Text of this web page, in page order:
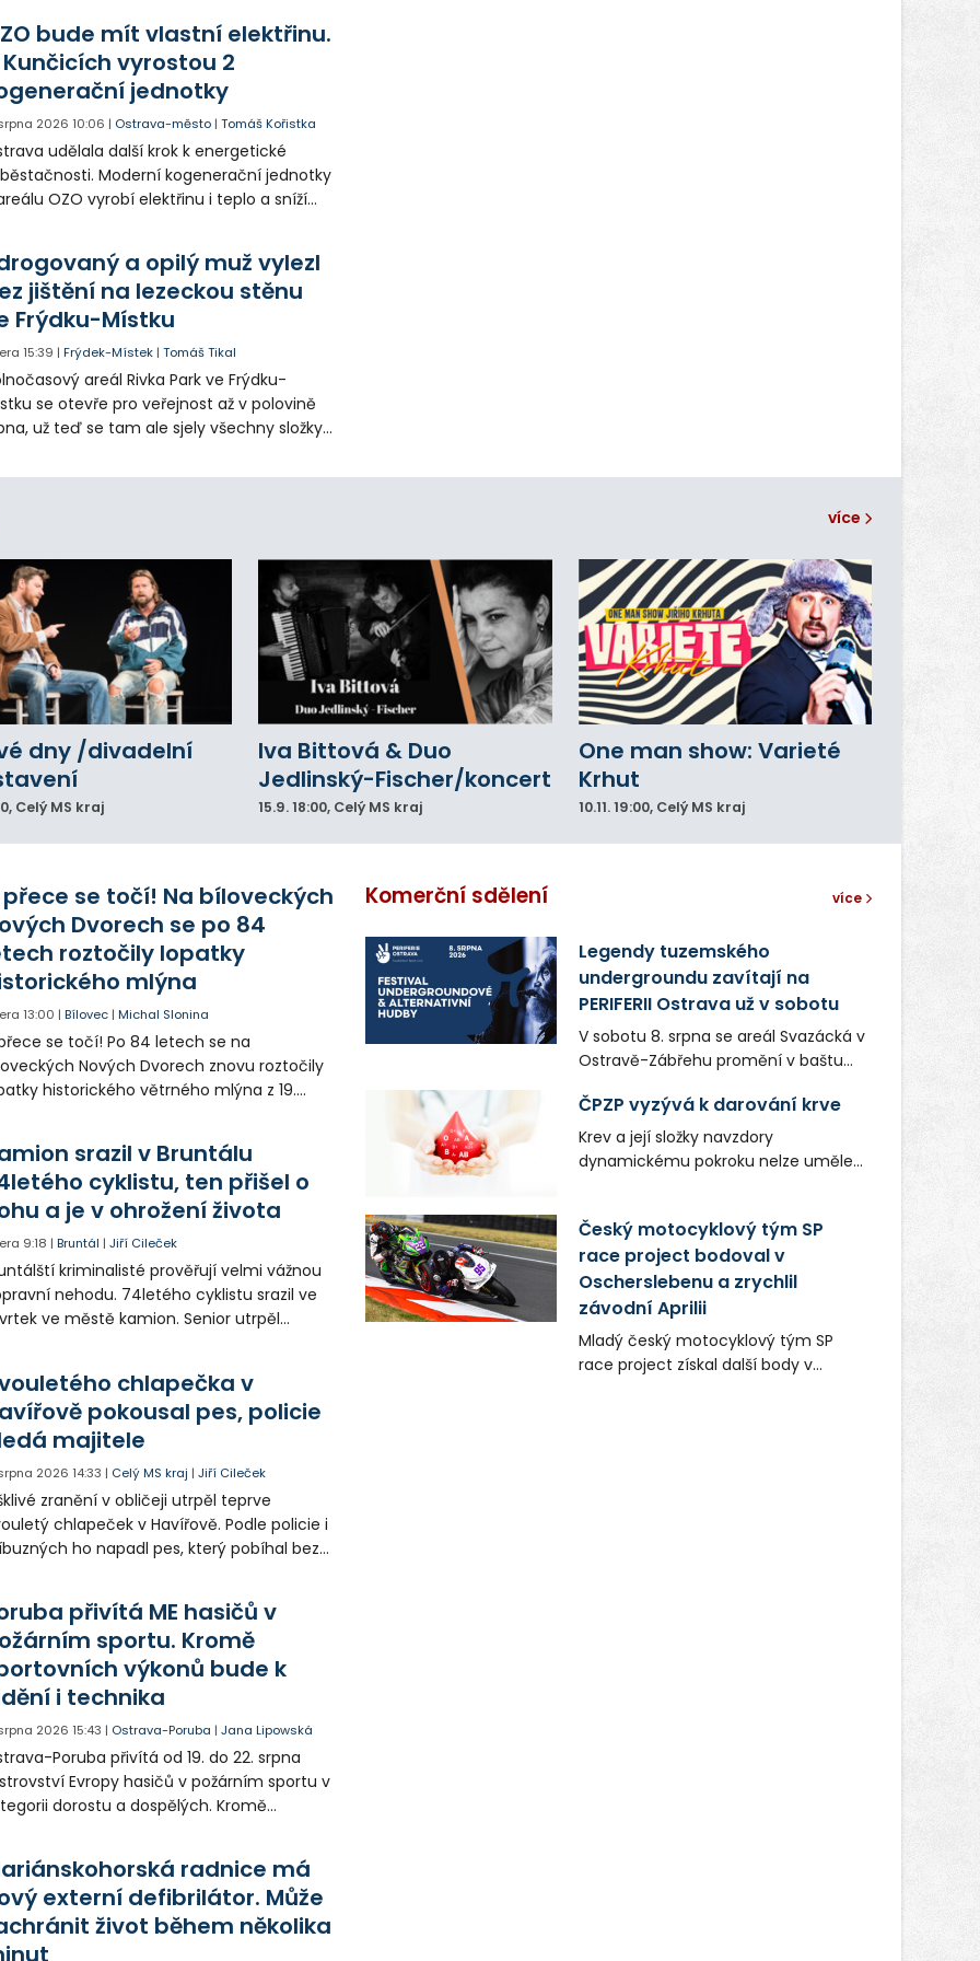
bude mít vlastní elektřinu.
Kunčicích vyrostou 2
jednotky
2026 10:06 | Ostrava-město |Tomáš Kořistka
udělala další krok k energetické
Moderní kogenerační jednotky
OZO vyrobí elektřinu i teplo a sníží
a opilý muž vylezl
jištění na lezeckou stěnu
Frýdku-Místku
15:39 |Frýdek-Místek |Tomáš Tikal
areál Rivka Park ve Frýdku-
se otevře pro veřejnost až v polovině
už teď se tam ale sjely všechny složky
opilého muže pod vlivem drog do
více
dny /divadelní
, Celý MS kraj
Iva Bittová & Duo
Jedlinský-Fischer/koncert
15.9.18:00, Celý MS kraj
One man show: Varieté
Krhut
10.11. 19:00, Celý MS kraj
přece se točí! Na bíloveckých
Dvorech se po 84
roztočily lopatky
mlýna
13:00 |Bílovec |Michal Slonina
se točí! Po 84 letech se na
Nových Dvorech znovu roztočily
historického větrného mlýna z 19.
srazil v Bruntálu
cyklistu, ten přišel o
a je v ohrožení života
9:18 |Bruntál |Jiří Cileček
kriminalisté prověřují velmi vážnou
nehodu. 74letého cyklistu srazil ve
ve městě kamion. Senior utrpěl
případné svědky.chlapečka v
pokousal pes, policie
majitele
2026 14:33 | Celý MS kraj |Jiří Cileček
zranění v obličeji utrpěl teprve
chlapeček v Havířově. Podle policie i
ho napadl pes, který pobíhal bez
Případem už se zabývá policie, která
psa hledá.
přivítá ME hasičů v
sportu. Kromě
výkonů bude k
i technika
2026 15:43 | Ostrava-Poruba |Jana Lipowská
Poruba přivítá od 19. do 22. srpna
Evropy hasičů v požárním sportu v
dorostu a dospělých. Kromě
radnice má
externí defibrilátor. Může
život během několika
Komerční sdělení více
Legendy tuzemského
undergroundu zavítají na
PERIFERII Ostrava už v sobotu
V sobotu 8. srpna se areál Svazácká v
Ostravě-Zábřehu promění v baštu
hudby. Uskuteční se zde totiž první
ročník festivalu PERIFERIE Ostrava.
Brány areálu se otevřou půlhodinu po
Vstupenky v ceně 450 Kč jsou v
prodeji.
ČPZP vyzývá k darování krve
Krev a její složky navzdory
dynamickému pokroku nelze uměle
nenahraditelnou tělní tekutinu
neobejde. Naléhavá potřeba doplnit
krevní zásoby nastává vždy v létě,
kdy stoupá počet úrazů. Česká
průmyslová zdravotní pojišťovna
(ČPZP) apeluje na všechny, kteří se
těší dobrému zdraví, aby se stali
Český motocyklový tým SP
race project bodoval v
Oscherslebenu a zrychlil
závodní Aprilii
Mladý český motocyklový tým SP
race project získal další body v